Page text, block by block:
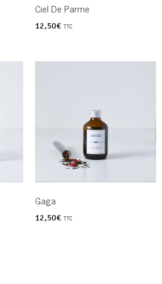
Ciel De Parme
12,50€ TTC
Gaga
12,50€ TTC